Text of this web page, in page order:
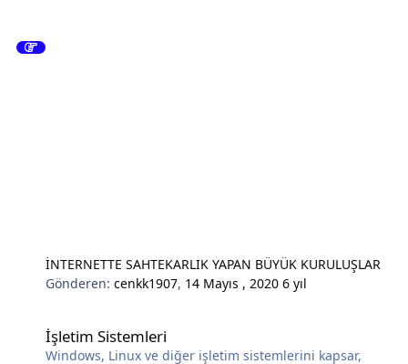
İNTERNETTE SAHTEKARLIK YAPAN BÜYÜK KURULUŞLAR
Gönderen:cenkk1907, 14 Mayıs , 20206 yıl
İşletim Sistemleri
Windows, Linux ve diğer işletim sistemlerini kapsar,